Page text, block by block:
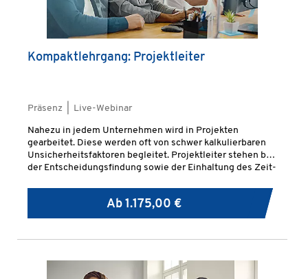
Kompaktlehrgang: Projektleiter
Präsenz | Live-Webinar
Nahezu in jedem Unternehmen wird in Projekten
gearbeitet. Diese werden oft von schwer kalkulierbaren
Unsicherheitsfaktoren begleitet. Projektleiter stehen bei
der Entscheidungsfindung sowie der Einhaltung des Zeit-
Ab 1.175,00 €